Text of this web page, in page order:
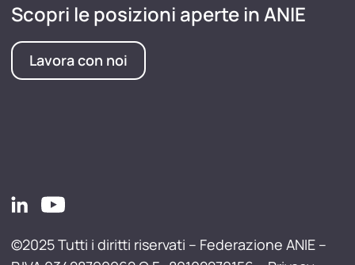
Scopri le posizioni aperte in ANIE
Lavora con noi
©2025 Tutti i diritti riservati – Federazione ANIE –